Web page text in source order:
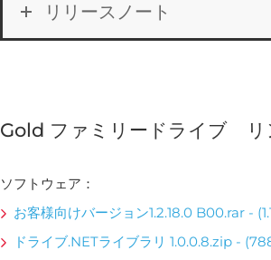
リリースノート
Gold ファミリードライブ リ
ソフトウェア：
お客様向けバージョン1.2.18.0 B00.rar -
ドライブ.NETライブラリ 1.0.0.8.zip -